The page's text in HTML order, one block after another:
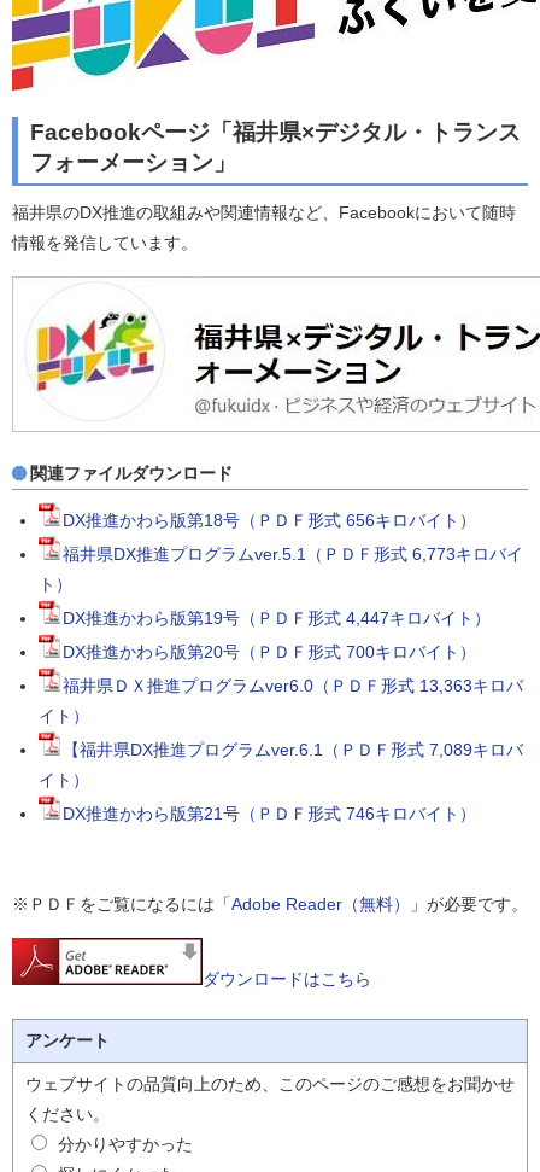
Facebookページ「福井県×デジタル・トランス
フォーメーション」
福井県のDX推進の取組みや関連情報など、Facebookにおいて随時
情報を発信しています。
関連ファイルダウンロード
DX推進かわら版第18号（ＰＤＦ形式 656キロバイト）
福井県DX推進プログラムver.5.1（ＰＤＦ形式 6,773キロバイ
ト）
DX推進かわら版第19号（ＰＤＦ形式 4,447キロバイト）
DX推進かわら版第20号（ＰＤＦ形式 700キロバイト）
福井県ＤＸ推進プログラムver6.0（ＰＤＦ形式 13,363キロバ
イト）
【福井県DX推進プログラムver.6.1（ＰＤＦ形式 7,089キロバ
イト）
DX推進かわら版第21号（ＰＤＦ形式 746キロバイト）
※ＰＤＦをご覧になるには「Adobe Reader（無料） 」が必要です。
ダウンロードはこちら
アンケート
ウェブサイトの品質向上のため、このページのご感想をお聞かせ
ください。
分かりやすかった